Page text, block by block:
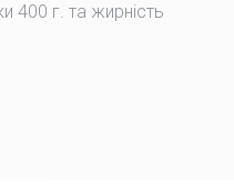
400 г. та жирність